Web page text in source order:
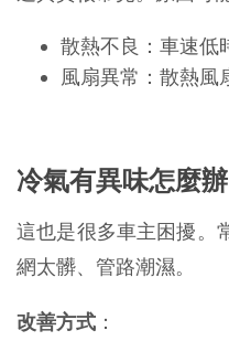
散熱不良：車速低
風扇異常：散熱風
冷氣有異味怎麼辦
這也是很多車主困擾。
網太髒、管路潮濕。
改善方式 ：